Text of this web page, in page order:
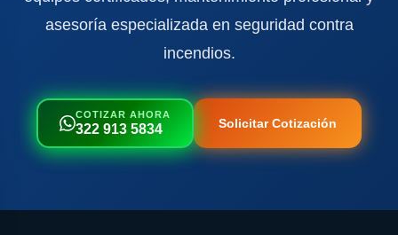
asesoría especializada en seguridad contra
incendios.
COTIZAR AHORA
322 913 5834 Solicitar Cotización